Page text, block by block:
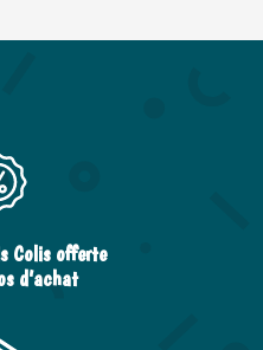
Colis offerte
d’achat